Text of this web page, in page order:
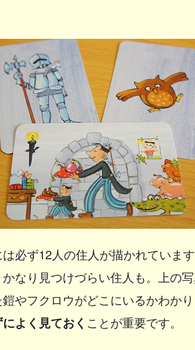
は必ず12人の住人が描かれていま
なり見つけづらい住人も。上の
鎧やフクロウがどこにいるかわか
よく見ておく ことが重要です。